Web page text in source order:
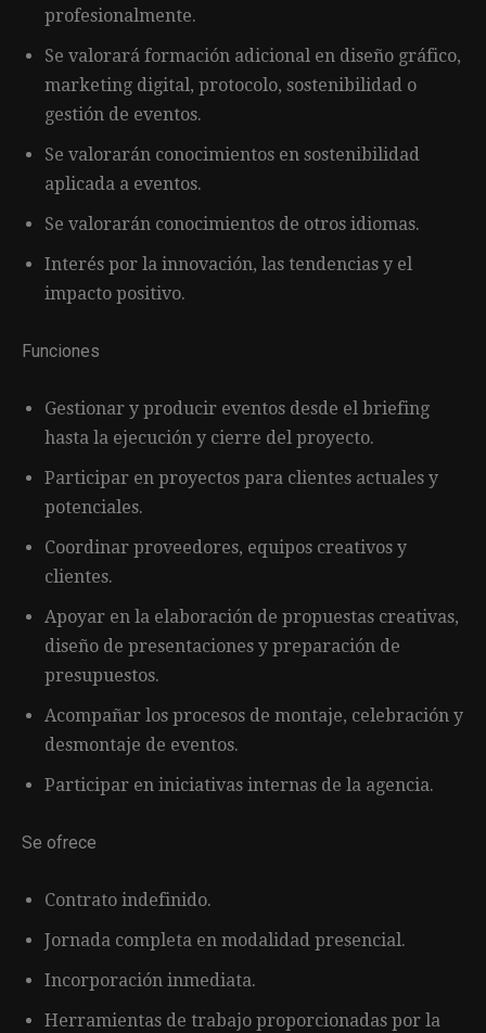
profesionalmente.
Se valorará formación adicional en diseño gráfico,
marketing digital, protocolo, sostenibilidad o
gestión de eventos.
Se valorarán conocimientos en sostenibilidad
aplicada a eventos.
Se valorarán conocimientos de otros idiomas.
Interés por la innovación, las tendencias y el
impacto positivo.
Funciones
Gestionar y producir eventos desde el briefing
hasta la ejecución y cierre del proyecto.
Participar en proyectos para clientes actuales y
potenciales.
Coordinar proveedores, equipos creativos y
clientes.
Apoyar en la elaboración de propuestas creativas,
diseño de presentaciones y preparación de
presupuestos.
Acompañar los procesos de montaje, celebración y
desmontaje de eventos.
Participar en iniciativas internas de la agencia.
Se ofrece
Contrato indefinido.
Jornada completa en modalidad presencial.
Incorporación inmediata.
Herramientas de trabajo proporcionadas por la